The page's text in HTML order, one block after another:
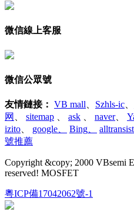
微信線上客服
微信公眾號
友情鏈接： VB mall Szhls-ic
网
sitemap ask naver、
izito
google Bing
號推薦
Copyright &copy; 2000 VBsemi
reserved! MOSFET
粵ICP備17042062號-1